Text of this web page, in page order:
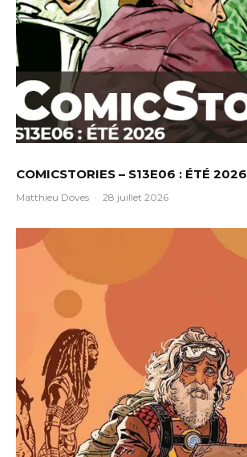
COMICSTORIES – S13E06 : ÉTÉ 2026
Matthieu Doves · 28 juillet 2026